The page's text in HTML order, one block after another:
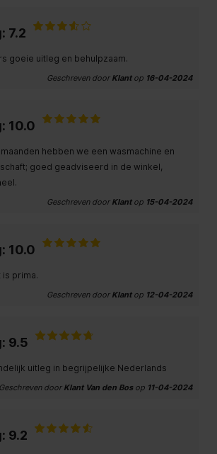
7.2
goeie uitleg en behulpzaam.
Geschreven door Klantop 16-04-2024
10.0
hebben we een wasmachine en
goed geadviseerd in de winkel,
Geschreven door Klantop 15-04-2024
10.0
is prima.
Geschreven door Klantop 12-04-2024
9.5
uitleg in begrijpelijke Nederlands
Geschreven door Klant Van den Bosop 11-04-2024
9.2